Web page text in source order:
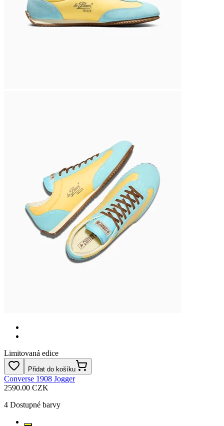
Limitovaná edice
Přidat do košíku
Converse 1908 Jogger
2590.00 CZK
4 Dostupné barvy